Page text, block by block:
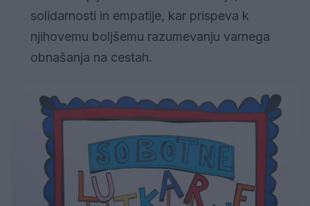
solidarnosti in empatije, kar prispeva k
njihovemu boljšemu razumevanju varnega
obnašanja na cestah.